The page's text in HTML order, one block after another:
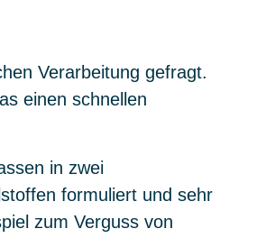
Verarbeitung gefragt.
einen schnellen
in zwei
formuliert und sehr
zum Verguss von